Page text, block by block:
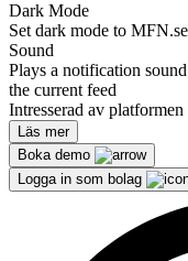
Dark Mode
Set dark mode to MFN.se
Sound
Plays a notification
the current feed
Intresserad av
Läs mer
Boka demo
Logga in som bolag